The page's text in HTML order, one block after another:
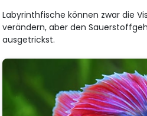
Labyrinthfische können zwar die
verändern, aber den
ausgetrickst.